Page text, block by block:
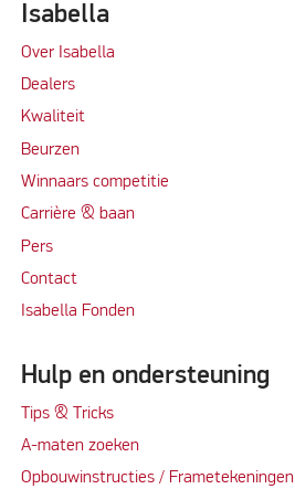
Isabella
Over Isabella
Dealers
Kwaliteit
Beurzen
Winnaars competitie
Carrière & baan
Pers
Contact
Isabella Fonden
Hulp en ondersteuning
Tips & Tricks
A-maten zoeken
Opbouwinstructies / Frametekeningen